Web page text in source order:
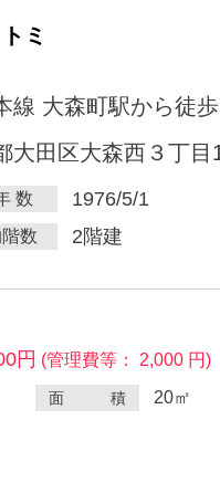
ミ
線 大森町駅から徒
大田区大森西３丁目
数 1976/5/1
数 2階建
円 (管理費等： 2,000 円)
面 積 20㎡